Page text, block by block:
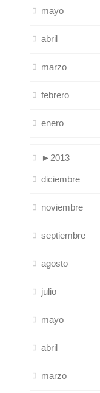
mayo
abril
marzo
febrero
enero
► 2013
diciembre
noviembre
septiembre
agosto
julio
mayo
abril
marzo